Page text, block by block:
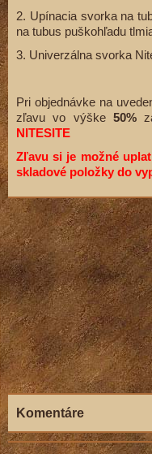
2. Upínacia svorka na
na tubus puškohľadu
3. Univerzálna svorka
Pri objednávke na
zľavu vo výške50%
NITESITE
Zľavu si je možné
skladové položky do
Komentáre